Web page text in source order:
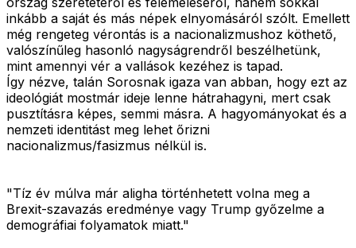
inkább a saját és más népek elnyomásáról szólt. Emellett
még rengeteg vérontás is a nacionalizmushoz köthető,
valószínűleg hasonló nagyságrendről beszélhetünk,
mint amennyi vér a vallások kezéhez is tapad.
Így nézve, talán Sorosnak igaza van abban, hogy ezt az
ideológiát mostmár ideje lenne hátrahagyni, mert csak
pusztításra képes, semmi másra. A hagyományokat és a
nemzeti identitást meg lehet őrizni
nacionalizmus/fasizmus nélkül is.
"Tíz év múlva már aligha történhetett volna meg a
Brexit-szavazás eredménye vagy Trump győzelme a
demográfiai folyamatok miatt."